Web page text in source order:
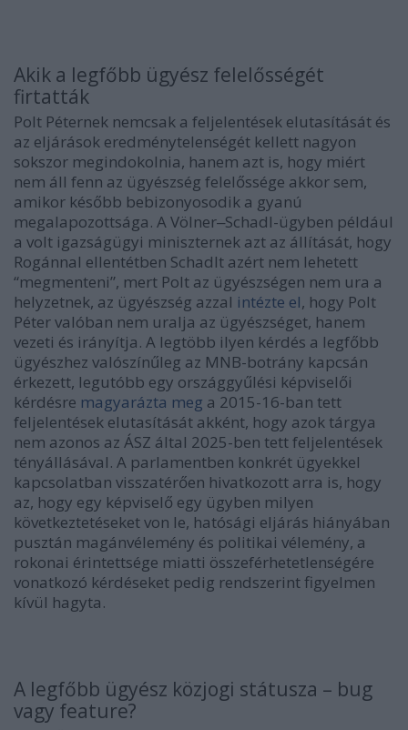
Akik a legfőbb ügyész felelősségét
firtatták
Polt Péternek nemcsak a feljelentések elutasítását és
az eljárások eredménytelenségét kellett nagyon
sokszor megindokolnia, hanem azt is, hogy miért
nem áll fenn az ügyészség felelőssége akkor sem,
amikor később bebizonyosodik a gyanú
megalapozottsága. A Völner‒Schadl-ügyben például
a volt igazságügyi miniszternek azt az állítását, hogy
Rogánnal ellentétben Schadlt azért nem lehetett
“megmenteni”, mert Polt az ügyészségen nem ura a
helyzetnek, az ügyészség azzal intézte el, hogy Polt
Péter valóban nem uralja az ügyészséget, hanem
vezeti és irányítja. A legtöbb ilyen kérdés a legfőbb
ügyészhez valószínűleg az MNB-botrány kapcsán
érkezett, legutóbb egy országgyűlési képviselői
kérdésre magyarázta meg a 2015-16-ban tett
feljelentések elutasítását akként, hogy azok tárgya
nem azonos az ÁSZ által 2025-ben tett feljelentések
tényállásával. A parlamentben konkrét ügyekkel
kapcsolatban visszatérően hivatkozott arra is, hogy
az, hogy egy képviselő egy ügyben milyen
következtetéseket von le, hatósági eljárás hiányában
pusztán magánvélemény és politikai vélemény, a
rokonai érintettsége miatti összeférhetetlenségére
vonatkozó kérdéseket pedig rendszerint figyelmen
kívül hagyta.
A legfőbb ügyész közjogi státusza – bug
vagy feature?